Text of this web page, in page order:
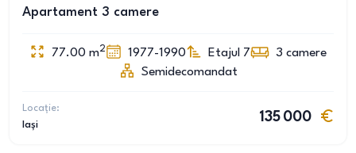
Apartament 3 camere
77.00 m2 1977-1990 Etajul 7 3 camere
Semidecomandat
Locație:
Iași
135 000